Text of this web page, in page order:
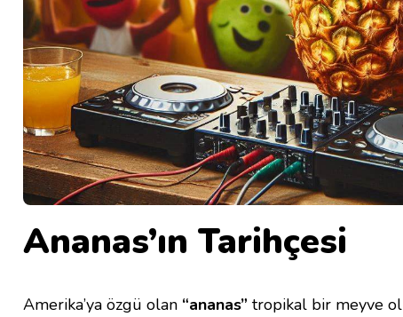
Ananas’ın Tarihçesi
Amerika’ya özgü olan “ananas” tropikal bir meyve